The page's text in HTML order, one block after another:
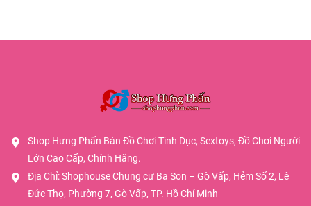
Shop Hưng Phấn Bán Đồ Chơi Tình Dục, Sextoys, Đồ Chơi Người
Lớn Cao Cấp, Chính Hãng.
Địa Chỉ: Shophouse Chung cư Ba Son – Gò Vấp, Hẻm Số 2, Lê
Đức Thọ, Phường 7, Gò Vấp, TP. Hồ Chí Minh